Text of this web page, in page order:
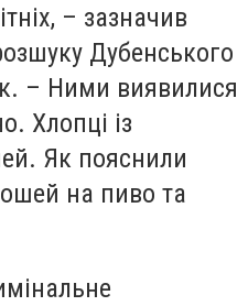
– зазначив
Дубенського
– Ними виявилися
Хлопці із
Як пояснили
на пиво та